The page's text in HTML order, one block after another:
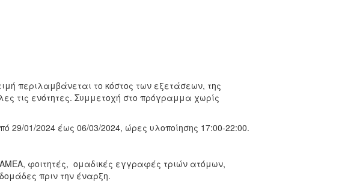
περιλαμβάνεται το κόστος των εξετάσεων, της
τις ενότητες. Συμμετοχή στο πρόγραμμα χωρίς
01/2024 έως 06/03/2024, ώρες υλοποίησης 17:00-22:00.
φοιτητές, ομαδικές εγγραφές τριών ατόμων,
πριν την έναρξη.